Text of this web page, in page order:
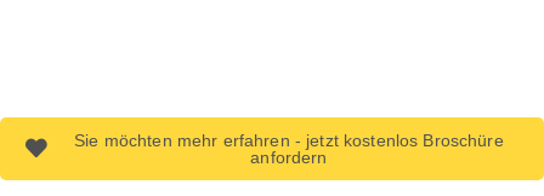
Sie möchten mehr erfahren - jetzt kostenlos Broschüre
anfordern